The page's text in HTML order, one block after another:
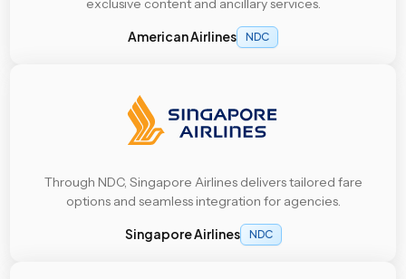
exclusive content and ancillary services.
American Airlines NDC
Through NDC, Singapore Airlines delivers tailored fare
options and seamless integration for agencies.
Singapore Airlines NDC